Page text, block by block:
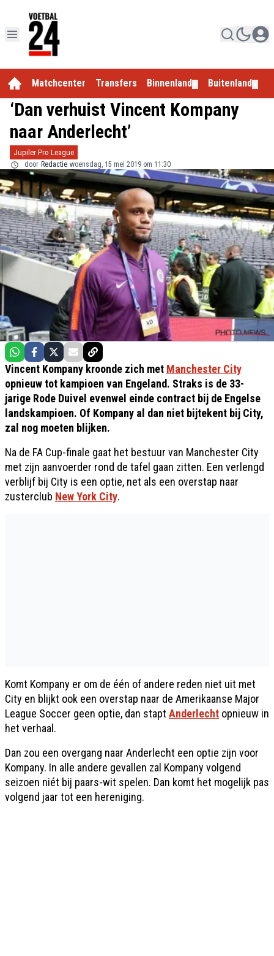
Matchcenter Transfers Binnenland Buitenland
‘Dan verhuist Vincent Kompany
naar Anderlecht’
Jupiler Pro League
door Redactie woensdag, 15 mei 2019 om 11:30
Vincent Kompany kroonde zich met Manchester City
opnieuw tot kampioen van Engeland. Straks is de 33-
jarige Rode Duivel evenwel einde contract bij de Engelse
landskampioen. Of Kompany al dan niet bijtekent bij City,
zal nog moeten blijken.
Na de FA Cup-finale gaat het bestuur van Manchester City
met zijn aanvoerder rond de tafel gaan zitten. Een verlengd
verblijf bij City is een optie, net als een overstap naar
zusterclub New York City.
Komt Kompany er om de één of andere reden niet uit met
City en blijkt ook een overstap naar de Amerikaanse Major
League Soccer geen optie, dan stapt Anderlecht opnieuw in
het verhaal.
Dan zou een overgang naar Anderlecht een optie zijn voor
Kompany. In alle andere gevallen zal Kompany volgend
seizoen niét bij paars-wit spelen. Dan komt het mogelijk pas
volgend jaar tot een hereniging.